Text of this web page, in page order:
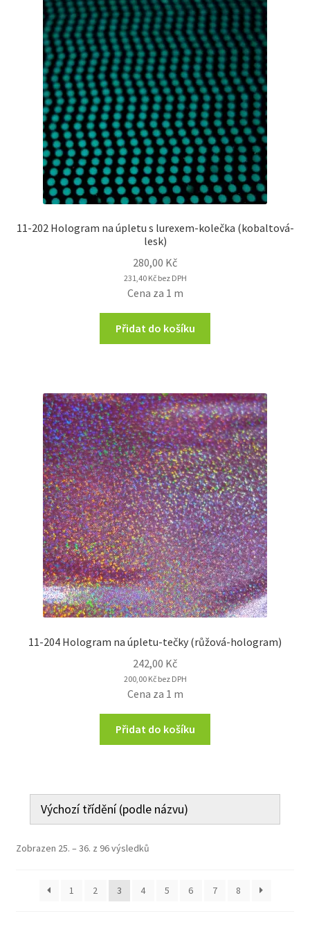
11-202 Hologram na úpletu s lurexem-kolečka (kobaltová-
lesk)
280,00 Kč
231,40 Kčbez DPH
Cena za 1 m
Přidat do košíku
11-204 Hologram na úpletu-tečky (růžová-hologram)
242,00 Kč
200,00 Kčbez DPH
Cena za 1 m
Přidat do košíku
Zobrazen 25. – 36. z 96 výsledků
1 2 3 4 5 6 7 8